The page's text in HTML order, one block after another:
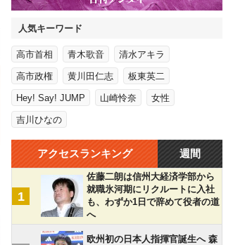
人気キーワード
高市首相 青木歌音 清水アキラ
高市政権 黄川田仁志 板東英二
Hey! Say! JUMP 山崎怜奈 女性
吉川ひなの
アクセスランキング 週間
1
佐藤二朗は信州大経済学部から
就職氷河期にリクルートに入社
も、わずか1日で辞めて役者の道
へ
欧州初の日本人指揮官誕生へ 森